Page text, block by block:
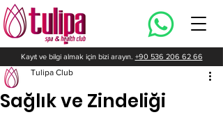
Kayıt ve bilgi almak için bizi arayın. +90 536 206 62 66
Sağlık ve Zindeliği
Tulipa Club